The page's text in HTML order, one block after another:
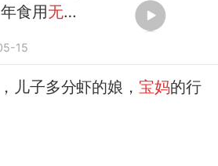
食用无碘
15
儿子多分虾的娘， 宝妈的行